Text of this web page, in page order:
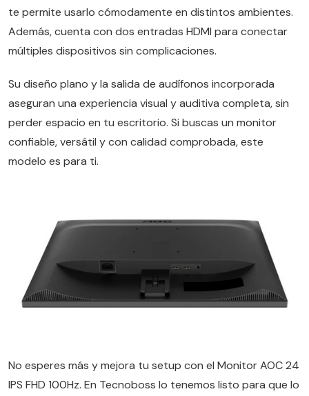
te permite usarlo cómodamente en distintos ambientes.
Además, cuenta con dos entradas HDMI para conectar
múltiples dispositivos sin complicaciones.
Su diseño plano y la salida de audífonos incorporada
aseguran una experiencia visual y auditiva completa, sin
perder espacio en tu escritorio. Si buscas un monitor
confiable, versátil y con calidad comprobada, este
modelo es para ti.
No esperes más y mejora tu setup con el Monitor AOC 24
IPS FHD 100Hz. En Tecnoboss lo tenemos listo para que lo